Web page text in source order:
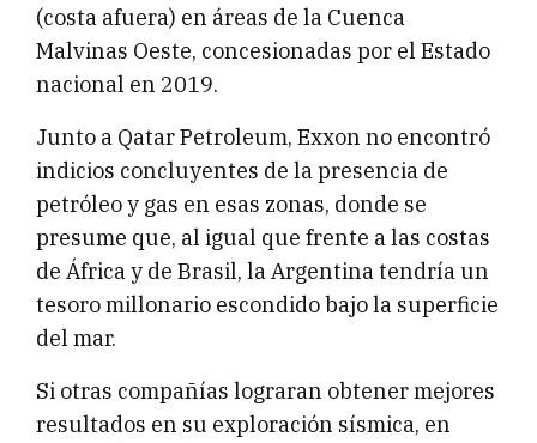
(costa afuera) en áreas de la Cuenca
Malvinas Oeste, concesionadas por el Estado
nacional en 2019.
Junto a Qatar Petroleum, Exxon no encontró
indicios concluyentes de la presencia de
petróleo y gas en esas zonas, donde se
presume que, al igual que frente a las costas
de África y de Brasil, la Argentina tendría un
tesoro millonario escondido bajo la superficie
del mar.
Si otras compañías lograran obtener mejores
resultados en su exploración sísmica, en